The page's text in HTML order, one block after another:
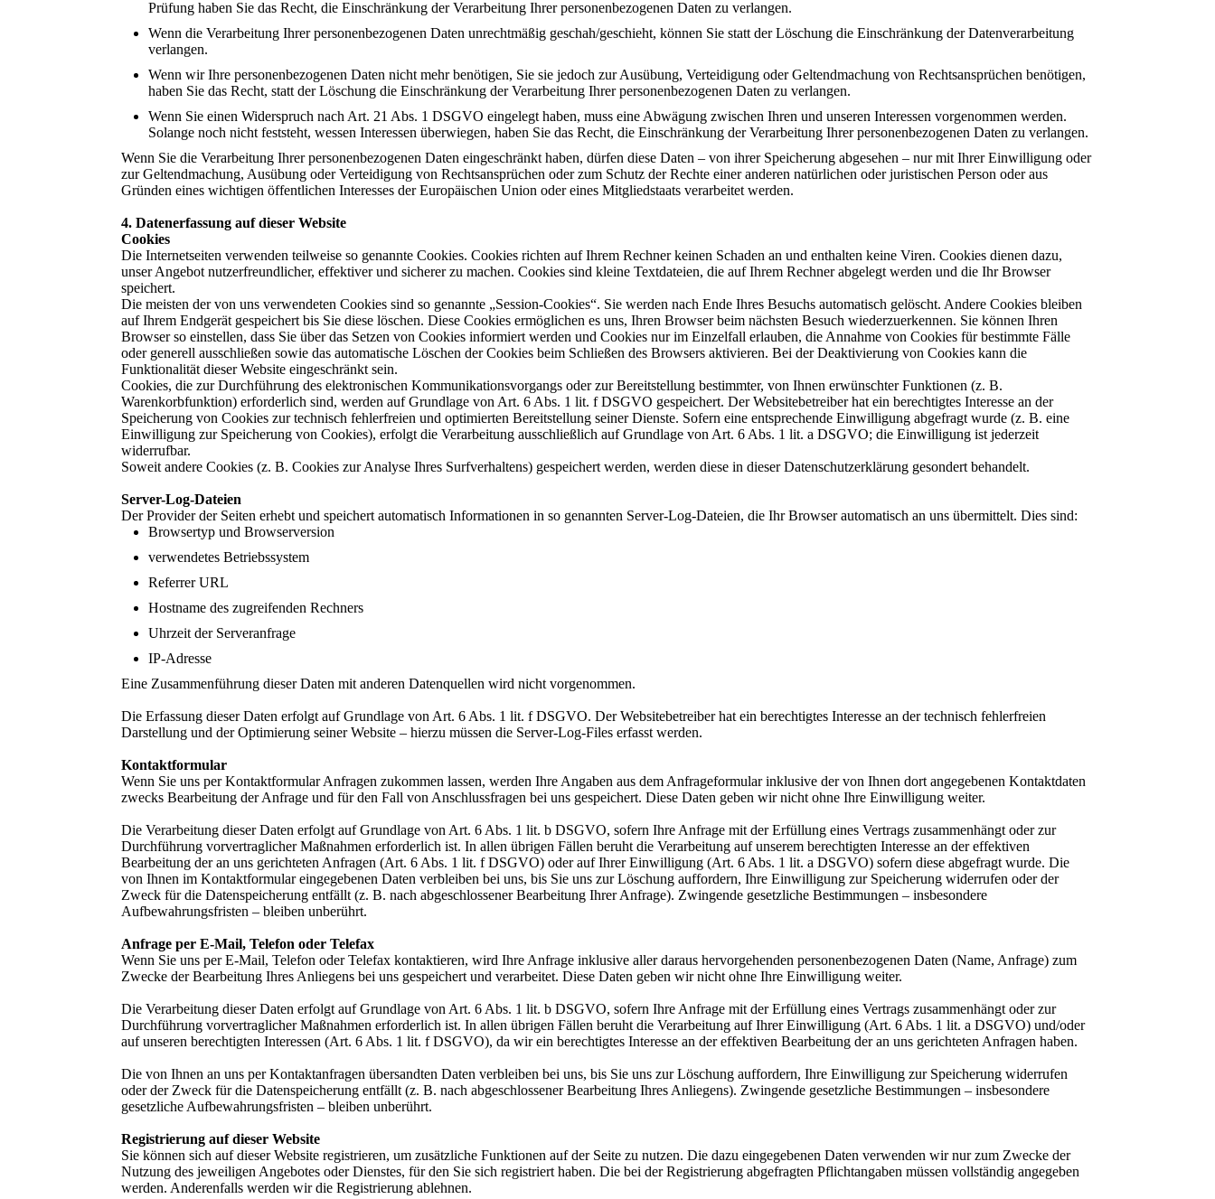
Prüfung haben Sie das Recht, die Einschränkung der Verarbeitung Ihrer personenbezogenen Daten zu verlangen.
Wenn die Verarbeitung Ihrer personenbezogenen Daten unrechtmäßig geschah/geschieht, können Sie statt der Löschung die Einschränkung der Datenverarbeitung
verlangen.
Wenn wir Ihre personenbezogenen Daten nicht mehr benötigen, Sie sie jedoch zur Ausübung, Verteidigung oder Geltendmachung von Rechtsansprüchen benötigen,
haben Sie das Recht, statt der Löschung die Einschränkung der Verarbeitung Ihrer personenbezogenen Daten zu verlangen.
Wenn Sie einen Widerspruch nach Art. 21 Abs. 1 DSGVO eingelegt haben, muss eine Abwägung zwischen Ihren und unseren Interessen vorgenommen werden.
Solange noch nicht feststeht, wessen Interessen überwiegen, haben Sie das Recht, die Einschränkung der Verarbeitung Ihrer personenbezogenen Daten zu verlangen.
Wenn Sie die Verarbeitung Ihrer personenbezogenen Daten eingeschränkt haben, dürfen diese Daten – von ihrer Speicherung abgesehen – nur mit Ihrer Einwilligung oder
zur Geltendmachung, Ausübung oder Verteidigung von Rechtsansprüchen oder zum Schutz der Rechte einer anderen natürlichen oder juristischen Person oder aus
Gründen eines wichtigen öffentlichen Interesses der Europäischen Union oder eines Mitgliedstaats verarbeitet werden.
4. Datenerfassung auf dieser Website
Cookies
Die Internetseiten verwenden teilweise so genannte Cookies. Cookies richten auf Ihrem Rechner keinen Schaden an und enthalten keine Viren. Cookies dienen dazu,
unser Angebot nutzerfreundlicher, effektiver und sicherer zu machen. Cookies sind kleine Textdateien, die auf Ihrem Rechner abgelegt werden und die Ihr Browser
speichert.
Die meisten der von uns verwendeten Cookies sind so genannte „Session-Cookies“. Sie werden nach Ende Ihres Besuchs automatisch gelöscht. Andere Cookies bleiben
auf Ihrem Endgerät gespeichert bis Sie diese löschen. Diese Cookies ermöglichen es uns, Ihren Browser beim nächsten Besuch wiederzuerkennen. Sie können Ihren
Browser so einstellen, dass Sie über das Setzen von Cookies informiert werden und Cookies nur im Einzelfall erlauben, die Annahme von Cookies für bestimmte Fälle
oder generell ausschließen sowie das automatische Löschen der Cookies beim Schließen des Browsers aktivieren. Bei der Deaktivierung von Cookies kann die
Funktionalität dieser Website eingeschränkt sein.
Cookies, die zur Durchführung des elektronischen Kommunikationsvorgangs oder zur Bereitstellung bestimmter, von Ihnen erwünschter Funktionen (z. B.
Warenkorbfunktion) erforderlich sind, werden auf Grundlage von Art. 6 Abs. 1 lit. f DSGVO gespeichert. Der Websitebetreiber hat ein berechtigtes Interesse an der
Speicherung von Cookies zur technisch fehlerfreien und optimierten Bereitstellung seiner Dienste. Sofern eine entsprechende Einwilligung abgefragt wurde (z. B. eine
Einwilligung zur Speicherung von Cookies), erfolgt die Verarbeitung ausschließlich auf Grundlage von Art. 6 Abs. 1 lit. a DSGVO; die Einwilligung ist jederzeit
widerrufbar.
Soweit andere Cookies (z. B. Cookies zur Analyse Ihres Surfverhaltens) gespeichert werden, werden diese in dieser Datenschutzerklärung gesondert behandelt.
Server-Log-Dateien
Der Provider der Seiten erhebt und speichert automatisch Informationen in so genannten Server-Log-Dateien, die Ihr Browser automatisch an uns übermittelt. Dies sind:
Browsertyp und Browserversion
verwendetes Betriebssystem
Referrer URL
Hostname des zugreifenden Rechners
Uhrzeit der Serveranfrage
IP-Adresse
Eine Zusammenführung dieser Daten mit anderen Datenquellen wird nicht vorgenommen.
Die Erfassung dieser Daten erfolgt auf Grundlage von Art. 6 Abs. 1 lit. f DSGVO. Der Websitebetreiber hat ein berechtigtes Interesse an der technisch fehlerfreien
Darstellung und der Optimierung seiner Website – hierzu müssen die Server-Log-Files erfasst werden.
Kontaktformular
Wenn Sie uns per Kontaktformular Anfragen zukommen lassen, werden Ihre Angaben aus dem Anfrageformular inklusive der von Ihnen dort angegebenen Kontaktdaten
zwecks Bearbeitung der Anfrage und für den Fall von Anschlussfragen bei uns gespeichert. Diese Daten geben wir nicht ohne Ihre Einwilligung weiter.
Die Verarbeitung dieser Daten erfolgt auf Grundlage von Art. 6 Abs. 1 lit. b DSGVO, sofern Ihre Anfrage mit der Erfüllung eines Vertrags zusammenhängt oder zur
Durchführung vorvertraglicher Maßnahmen erforderlich ist. In allen übrigen Fällen beruht die Verarbeitung auf unserem berechtigten Interesse an der effektiven
Bearbeitung der an uns gerichteten Anfragen (Art. 6 Abs. 1 lit. f DSGVO) oder auf Ihrer Einwilligung (Art. 6 Abs. 1 lit. a DSGVO) sofern diese abgefragt wurde. Die
von Ihnen im Kontaktformular eingegebenen Daten verbleiben bei uns, bis Sie uns zur Löschung auffordern, Ihre Einwilligung zur Speicherung widerrufen oder der
Zweck für die Datenspeicherung entfällt (z. B. nach abgeschlossener Bearbeitung Ihrer Anfrage). Zwingende gesetzliche Bestimmungen – insbesondere
Aufbewahrungsfristen – bleiben unberührt.
Anfrage per E-Mail, Telefon oder Telefax
Wenn Sie uns per E-Mail, Telefon oder Telefax kontaktieren, wird Ihre Anfrage inklusive aller daraus hervorgehenden personenbezogenen Daten (Name, Anfrage) zum
Zwecke der Bearbeitung Ihres Anliegens bei uns gespeichert und verarbeitet. Diese Daten geben wir nicht ohne Ihre Einwilligung weiter.
Die Verarbeitung dieser Daten erfolgt auf Grundlage von Art. 6 Abs. 1 lit. b DSGVO, sofern Ihre Anfrage mit der Erfüllung eines Vertrags zusammenhängt oder zur
Durchführung vorvertraglicher Maßnahmen erforderlich ist. In allen übrigen Fällen beruht die Verarbeitung auf Ihrer Einwilligung (Art. 6 Abs. 1 lit. a DSGVO) und/oder
auf unseren berechtigten Interessen (Art. 6 Abs. 1 lit. f DSGVO), da wir ein berechtigtes Interesse an der effektiven Bearbeitung der an uns gerichteten Anfragen haben.
Die von Ihnen an uns per Kontaktanfragen übersandten Daten verbleiben bei uns, bis Sie uns zur Löschung auffordern, Ihre Einwilligung zur Speicherung widerrufen
oder der Zweck für die Datenspeicherung entfällt (z. B. nach abgeschlossener Bearbeitung Ihres Anliegens). Zwingende gesetzliche Bestimmungen – insbesondere
gesetzliche Aufbewahrungsfristen – bleiben unberührt.
Registrierung auf dieser Website
Sie können sich auf dieser Website registrieren, um zusätzliche Funktionen auf der Seite zu nutzen. Die dazu eingegebenen Daten verwenden wir nur zum Zwecke der
Nutzung des jeweiligen Angebotes oder Dienstes, für den Sie sich registriert haben. Die bei der Registrierung abgefragten Pflichtangaben müssen vollständig angegeben
werden. Anderenfalls werden wir die Registrierung ablehnen.